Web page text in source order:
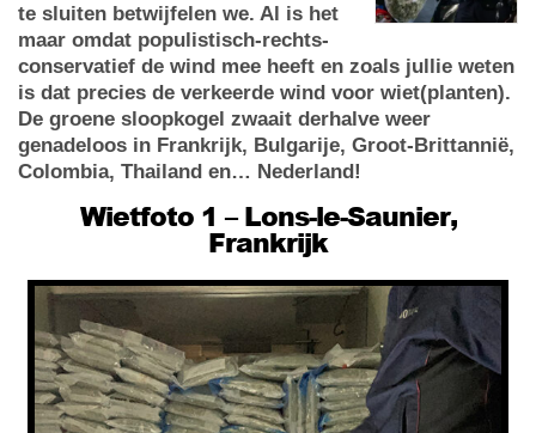
te sluiten betwijfelen we. Al is het
maar omdat populistisch-rechts-
conservatief de wind mee heeft en zoals jullie weten
is dat precies de verkeerde wind voor wiet(planten).
De groene sloopkogel zwaait derhalve weer
genadeloos in Frankrijk, Bulgarije, Groot-Brittannië,
Colombia, Thailand en… Nederland!
Wietfoto 1 – Lons-le-Saunier,
Frankrijk